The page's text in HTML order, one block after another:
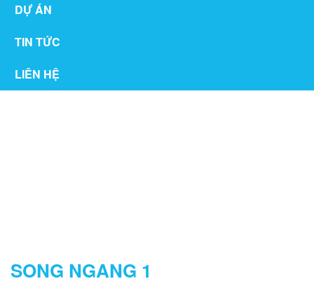
DỰ ÁN
TIN TỨC
LIÊN HỆ
SONG NGANG 1